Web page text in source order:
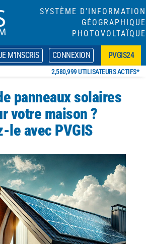
SYSTÈME D'INFORMATION
GÉOGRAPHIQUE
PHOTOVOLTAÏQUE
M'INSCRIS CONNEXION PVGIS24
2,580,999 UTILISATEURS ACTIFS*
panneaux solaires
votre maison ?
le avec PVGIS